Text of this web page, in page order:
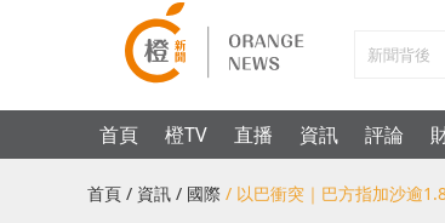
首頁 橙TV 直播 資訊 評論
首頁 / 資訊 / 國際 / 以巴衝突｜巴方指加沙逾